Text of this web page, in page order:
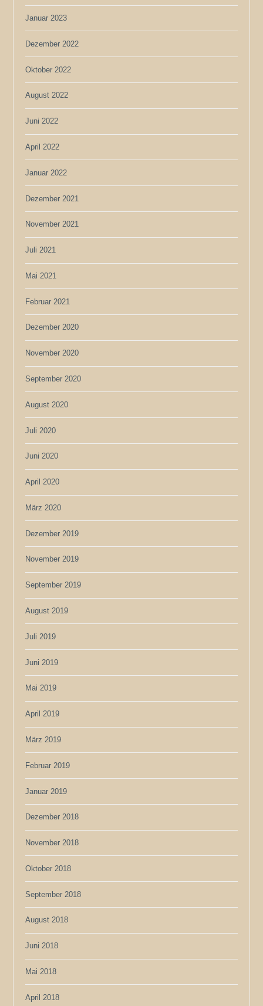
Januar 2023
Dezember 2022
Oktober 2022
August 2022
Juni 2022
April 2022
Januar 2022
Dezember 2021
November 2021
Juli 2021
Mai 2021
Februar 2021
Dezember 2020
November 2020
September 2020
August 2020
Juli 2020
Juni 2020
April 2020
März 2020
Dezember 2019
November 2019
September 2019
August 2019
Juli 2019
Juni 2019
Mai 2019
April 2019
März 2019
Februar 2019
Januar 2019
Dezember 2018
November 2018
Oktober 2018
September 2018
August 2018
Juni 2018
Mai 2018
April 2018